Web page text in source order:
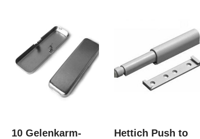
10 Gelenkarm-
Hettich Push to